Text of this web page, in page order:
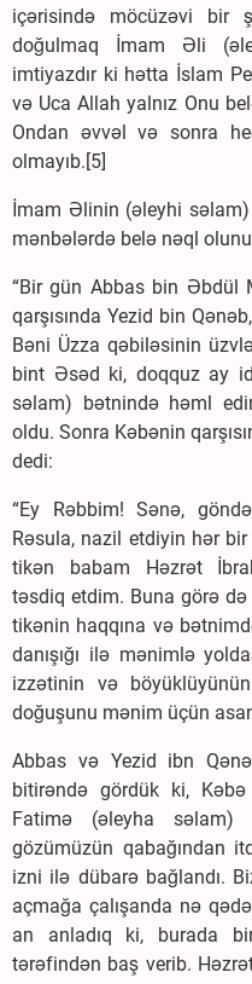
içərisində möcüzəvi bir
doğulmaq İmam Əli
imtiyazdır ki hətta İslam
və Uca Allah yalnız Onu
Ondan əvvəl və sonra
olmayıb.[5]
İmam Əlinin (əleyhi
mənbələrdə belə nəql
“Bir gün Abbas bin Əbdül
qarşısında Yezid bin
Bəni Üzza qəbiləsinin
bint Əsəd ki, doqquz ay
səlam) bətnində həml
oldu. Sonra Kəbənin
dedi:
“Ey Rəbbim! Sənə,
Rəsula, nazil etdiyin hər
tikən babam Həzrət
təsdiq etdim. Buna görə də
tikənin haqqına və
danışığı ilə mənimlə
izzətinin və
doğuşunu mənim üçün
Abbas və Yezid ibn
bitirəndə gördük ki,
Fatimə (əleyha
gözümüzün qabağından
izni ilə dübarə bağlandı.
açmağa çalışanda nə
an anladıq ki, burada
tərəfindən baş verib.